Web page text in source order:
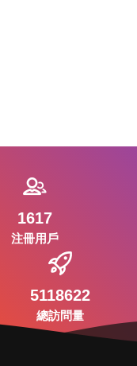
1617
注冊用戶
5118622
總訪問量